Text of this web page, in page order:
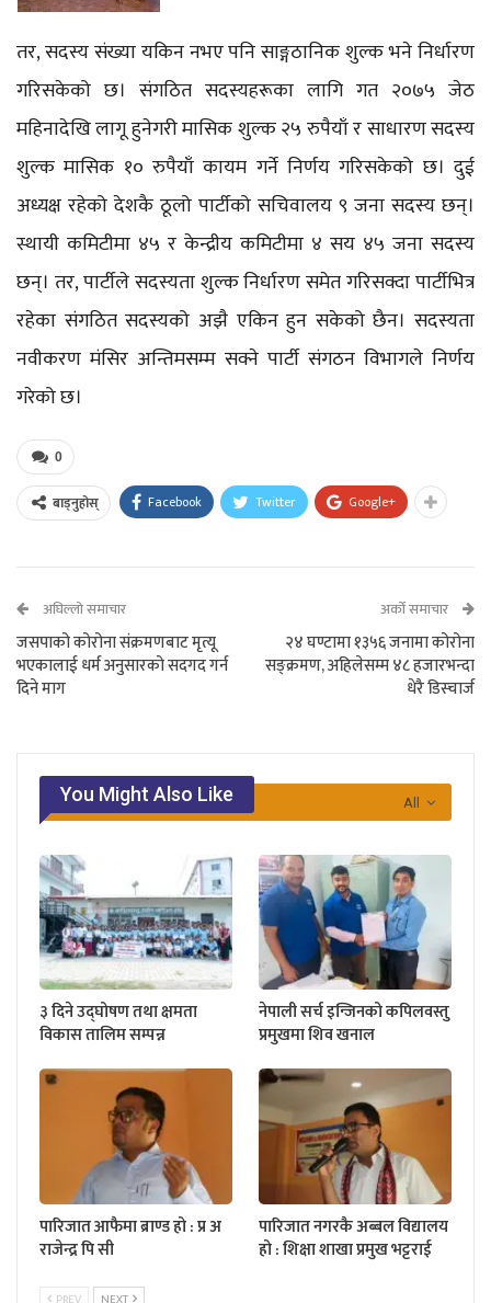
तर, सदस्य संख्या यकिन नभए पनि साङ्गठानिक शुल्क भने निर्धारण
गरिसकेको छ। संगठित सदस्यहरूका लागि गत २०७५ जेठ
महिनादेखि लागू हुनेगरी मासिक शुल्क २५ रुपैयाँ र साधारण सदस्य
शुल्क मासिक १० रुपैयाँ कायम गर्ने निर्णय गरिसकेको छ। दुई
अध्यक्ष रहेको देशकै ठूलो पार्टीको सचिवालय ९ जना सदस्य छन्।
स्थायी कमिटीमा ४५ र केन्द्रीय कमिटीमा ४ सय ४५ जना सदस्य
छन्। तर, पार्टीले सदस्यता शुल्क निर्धारण समेत गरिसक्दा पार्टीभित्र
रहेका संगठित सदस्यको अझै एकिन हुन सकेको छैन। सदस्यता
नवीकरण मंसिर अन्तिमसम्म सक्ने पार्टी संगठन विभागले निर्णय
गरेको छ।
0
बाड्नुहोस् Facebook Twitter Google+
अघिल्लो समाचार
जसपाको कोरोना संक्रमणबाट मृत्यू
भएकालाई धर्म अनुसारको सदगद गर्न
दिने माग
अर्को समाचार
२४ घण्टामा १३५६ जनामा कोरोना
सङ्क्रमण, अहिलेसम्म ४८ हजारभन्दा
धेरै डिस्चार्ज
All
You Might Also Like
३ दिने उद्घोषण तथा क्षमता
विकास तालिम सम्पन्न
नेपाली सर्च इन्जिनको कपिलवस्तु
प्रमुखमा शिव खनाल
पारिजात आफैमा ब्राण्ड हो : प्र अ
राजेन्द्र पि सी
पारिजात नगरकै अब्बल विद्यालय
हो : शिक्षा शाखा प्रमुख भट्टराई